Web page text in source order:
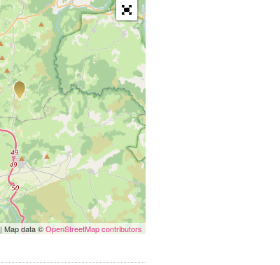
| Map data ©OpenStreetMap contributors